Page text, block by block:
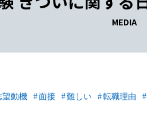
MEDIA
望動機 面接 難しい 転職理由